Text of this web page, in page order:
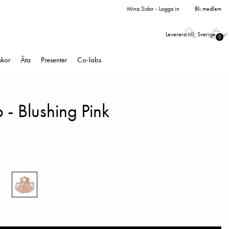
Mina Sidor - Logga in Bli medlem
Leverera till: Sverige 0
Äta Presenter Co-labs
Blushing Pink